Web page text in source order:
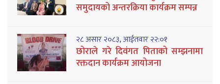
समुदायको अन्तरक्रिया कार्यक्रम सम्पन्न
२८ असार २०८३, आईतवार २२:०१
छोराले गरे दिवंगत पिताको सम्झनामा
रक्तदान कार्यक्रम आयोजना